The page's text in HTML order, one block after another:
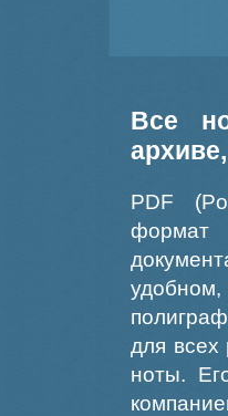
Все
PDF
формат
для всех
ноты.